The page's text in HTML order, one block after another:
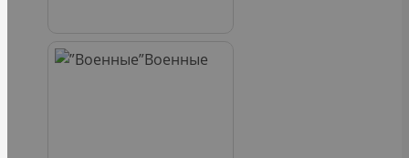
Военные